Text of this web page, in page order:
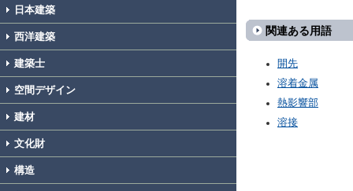
日本建築
西洋建築
建築士
空間デザイン
建材
文化財
構造
関連ある用語
開先
溶着金属
熱影響部
溶接